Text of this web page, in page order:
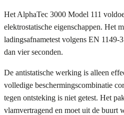
Het AlphaTec 3000 Model 111
elektrostatische eigenschappen. Het
ladingsafnametest volgens EN 1149-
dan vier seconden.
De antistatische werking is alleen
volledige beschermingscombinatie
tegen ontsteking is niet getest. Het
vlamvertragend en moet uit de buurt